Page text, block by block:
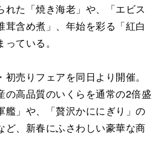
れた「焼き海老」や、「エビス
茸含め煮」、年始を彩る「紅白
ている。
売りフェアを同日より開催。
の高品質のいくらを通常の2倍盛
艦」や、「贅沢かににぎり」の
ど、新春にふさわしい豪華な商